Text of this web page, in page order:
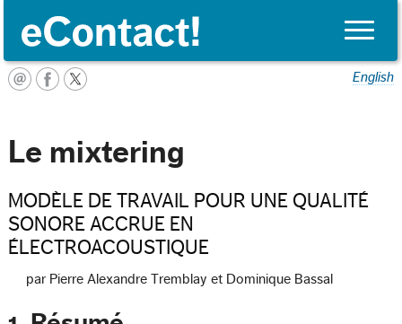
Toggle
English
Le mixtering
MODÈLE DE TRAVAIL POUR UNE QUALITÉ
SONORE ACCRUE EN
ÉLECTROACOUSTIQUE
par Pierre Alexandre Tremblay et Dominique Bassal